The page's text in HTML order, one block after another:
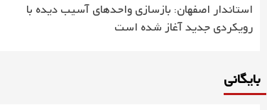
استاندار اصفهان: بازسازی واحدهای آسیب دیده با
رویکردی جدید آغاز شده است
بایگانی